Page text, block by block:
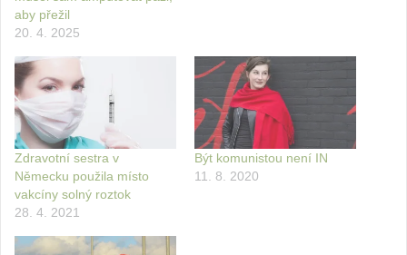
aby přežil
20. 4. 2025
Zdravotní sestra v
Německu použila místo
vakcíny solný roztok
28. 4. 2021
Být komunistou není IN
11. 8. 2020